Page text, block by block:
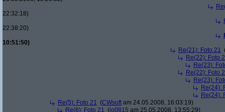
22:32:18)
22:38:20)
10:51:50)
Re(21): Foto 21
Re(22): Foto
Re(23):
Re(22): Foto
Re(23):
Re(24):
Re(24):
Re(5): Foto 21 (CWsoft am 24.05.2008, 16:03:19)
Re(6): Foto 21 (jo0815 am 25.05.2008, 13:55:29)